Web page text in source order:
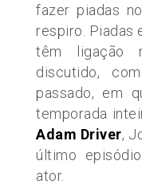
fazer piadas
respiro. Piadas
têm ligação
discutido,
passado, em
temporada
Adam Driver,
último
ator.